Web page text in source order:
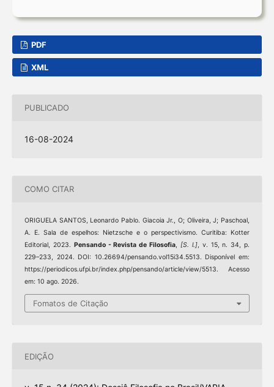
PDF
XML
PUBLICADO
16-08-2024
COMO CITAR
ORIGUELA SANTOS, Leonardo Pablo. Giacoia Jr., O; Oliveira, J; Paschoal,
A. E. Sala de espelhos: Nietzsche e o perspectivismo. Curitiba: Kotter
Editorial, 2023. Pensando - Revista de Filosofia, [S. l.], v. 15, n. 34, p.
229–233, 2024. DOI: 10.26694/pensando.vol15i34.5513. Disponível em:
https://periodicos.ufpi.br/index.php/pensando/article/view/5513. Acesso
em: 10 ago. 2026.
Fomatos de Citação
EDIÇÃO